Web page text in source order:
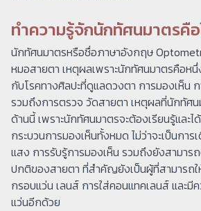
ทำความรู้จักนักทัศนมาตรคื
นักทัศนมาตรหรือชื่อภาษาอังกฤษ
หมอสายตา เหตุผลเพราะนักทัศนมาตรคือหนึ่
กับโรคทางศิลปะที่ดูแลดวงตา การมองเห็น
รวมถึงการตรวจ วัดสายตา เหตุผลที่นักทัศ
ด้านนี้ เพราะนักทัศนมาตรจะต้องเรียนรู้และ
กระบวนการมองเห็นทั้งหมด ไม่ว่าจะเป็นกา
แสง การรับรู้การมองเห็น รวมถึงยังสามาร
ปกติของสายตา ที่สำคัญยังเป็นผู้ที่สามารถใ
กรอบแว่น เลนส์ การใส่คอนแทคเลนส์ และ
แว่นอีกด้วย